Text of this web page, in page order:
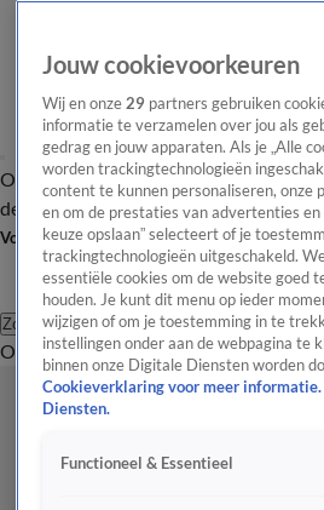
OverzichtAfleveringen Entertainment
de redactieNieuwsbrief
Volg Shownieuws
Zoeken
OverzichtEntertainment
Jouw cookievoorkeuren
Wij en onze 29 partners gebruiken
informatie te verzamelen over jou als
gedrag en jouw apparaten. Als je „Alle
worden trackingtechnologieën
content te kunnen personaliseren, onze
en om de prestaties van advertenties
keuze opslaan” selecteert of je
trackingtechnologieën uitgeschakeld.
essentiële cookies om de website goed
houden. Je kunt dit menu op ieder
wijzigen of om je toestemming in te
instellingen onder aan de webpagina te
binnen onze Digitale Diensten worden
Cookieverklaring voor meer informatie.
Diensten.
Functioneel & Essentieel